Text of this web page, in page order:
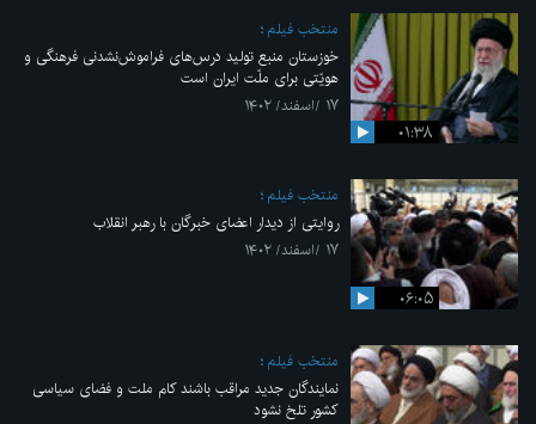
۰۱:۳۸
منتخب فیلم
خوزستان منبع تولید درس‌های فراموش‌نشدنی فرهنگی و
هویّتی برای ملّت ایران است
۱۷ /اسفند/ ۱۴۰۲
۰۶:۰۵
منتخب فیلم
روایتی از دیدار اعضای خبرگان با رهبر انقلاب
۱۷ /اسفند/ ۱۴۰۲
منتخب فیلم
نمایندگان جدید مراقب باشند کام ملت و فضای سیاسی
کشور تلخ نشود